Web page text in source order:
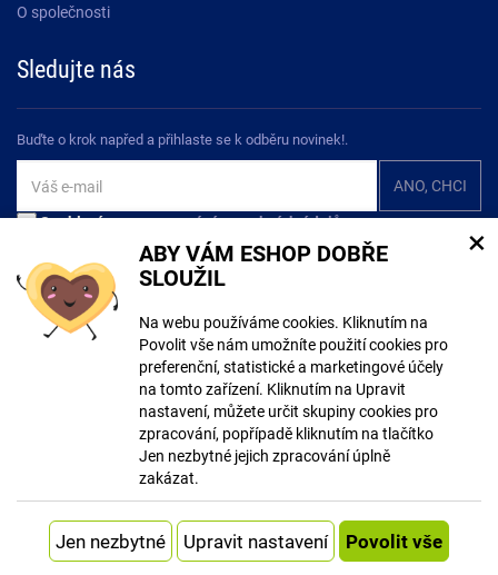
ABY VÁM ESHOP DOBŘE
SLOUŽIL
Na webu používáme cookies. Kliknutím na
Povolit vše nám umožníte použití cookies pro
preferenční, statistické a marketingové účely
na tomto zařízení. Kliknutím na Upravit
nastavení, můžete určit skupiny cookies pro
zpracování, popřípadě kliknutím na tlačítko
Jen nezbytné jejich zpracování úplně
zakázat.
Upravit nastavení
×
O společnosti
Sledujte nás
Buďte o krok napřed a přihlaste se k odběru novinek!.
Souhlasím sezpracováním osobních údajů
© Copyright ECLIPSERA s.r.o.
Všechna práva vyhrazena
Slovenská verze
Zobrazit klasickou verzi
Systém